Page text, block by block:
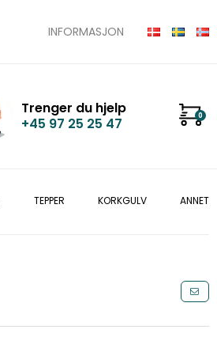
INFORMASJON
Trenger du hjelp
+45 97 25 25 47
0
TEPPER KORKGULV ANNET